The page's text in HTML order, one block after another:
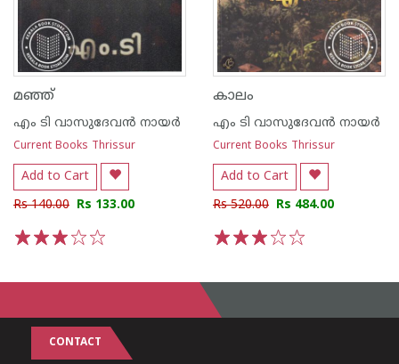
മഞ്ഞ്
എം ടി വാസുദേവന്‍ നായര്‍
Current Books Thrissur
Add to Cart
Rs 140.00 Rs 133.00
കാലം
എം ടി വാസുദേവന്‍ നായര്‍
Current Books Thrissur
Add to Cart
Rs 520.00 Rs 484.00
CONTACT